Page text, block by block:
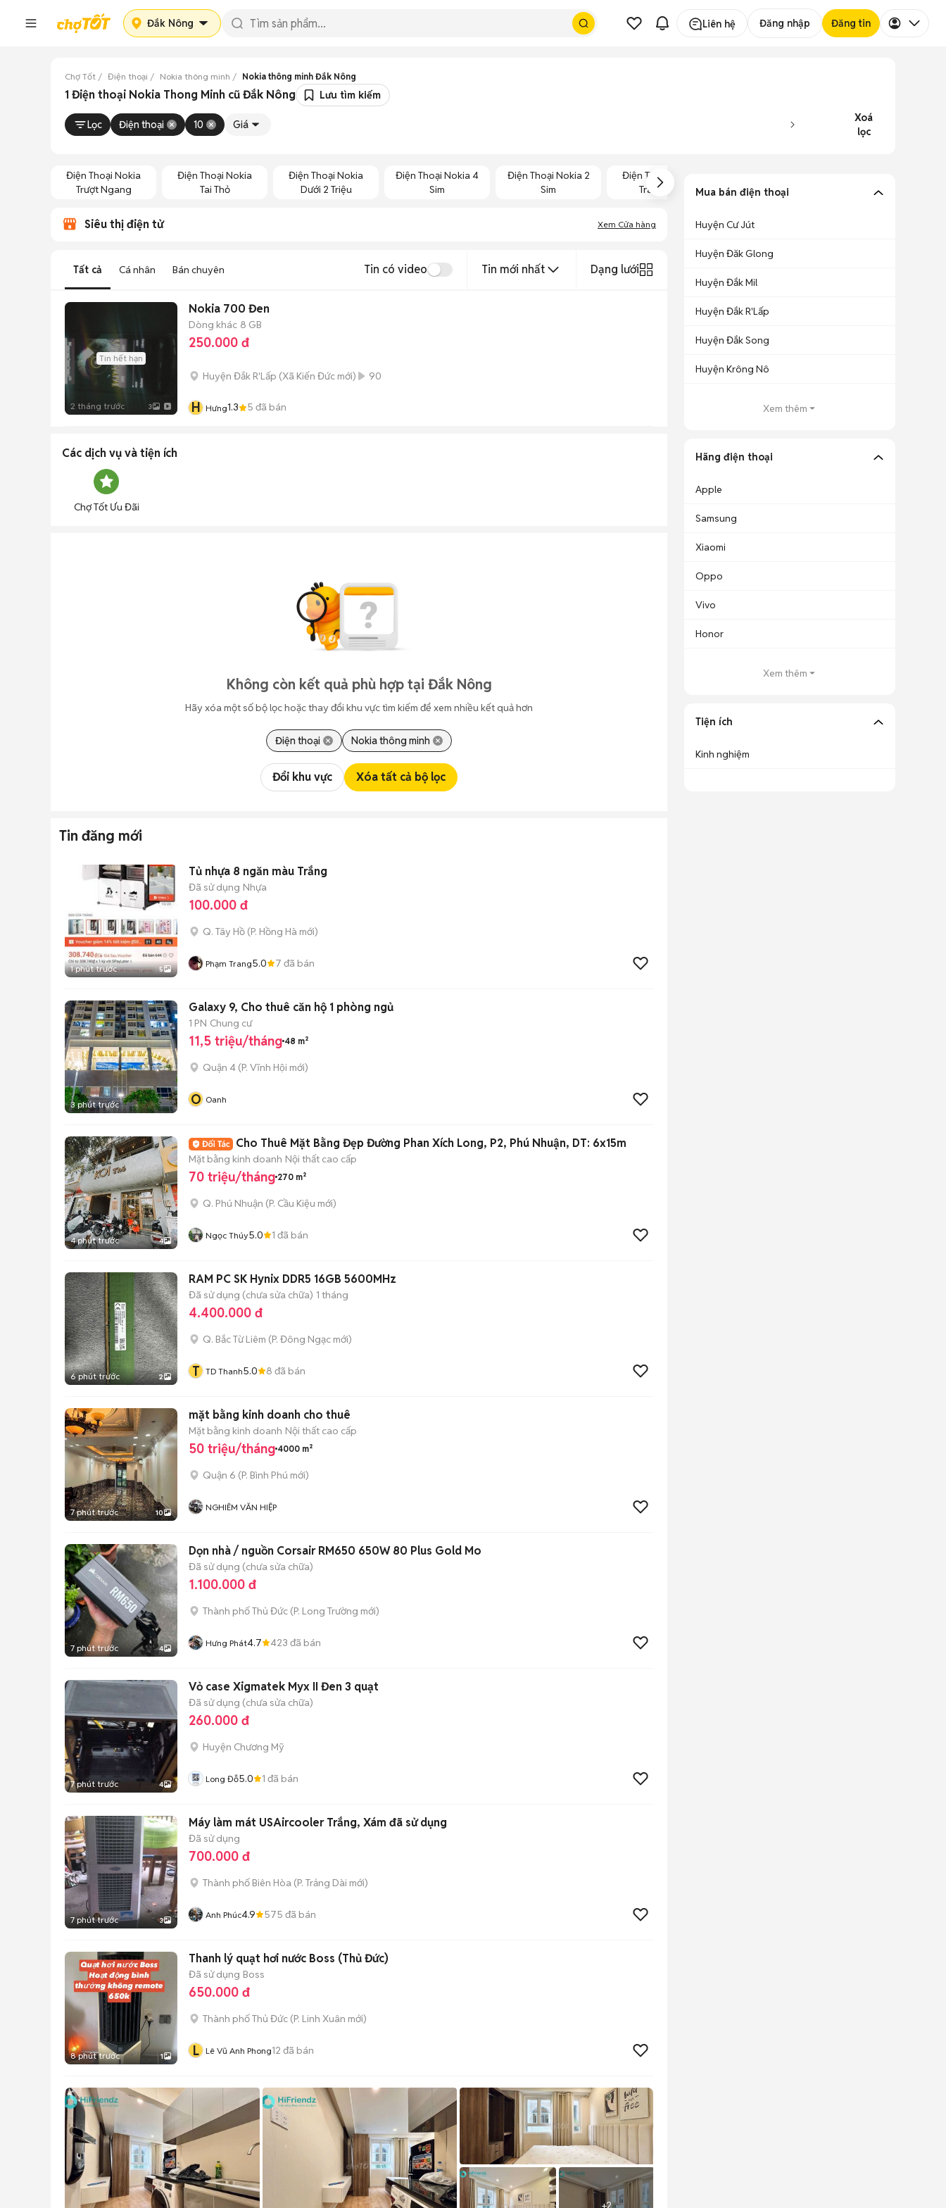
Đắk Nông Liên hệ Đăng nhập Đăng tin
Chợ Tốt Điện thoại Nokia thông minh Nokia thông minh Đắk Nông
1 Điện thoại Nokia Thong Minh cũ Đắk Nông Lưu tìm kiếm
Lọc Điện thoại 10 Giá
Xoá
lọc
Điện Thoại Nokia
Trượt Ngang
Điện Thoại Nokia
Tai Thỏ
Điện Thoại Nokia
Dưới 2 Triệu
Điện Thoại Nokia 4
Sim
Điện Thoại Nokia 2
Sim
Điện Thoại Nokia
Tràn Viền
Siêu thị điện tử Xem Cửa hàng
Tất cả Cá nhân Bán chuyên Tin có video Tin mới nhất Dạng lưới
Tin hết hạn
2 tháng trước 3
Nokia 700 Đen
Dòng khác 8 GB
250.000 đ
Huyện Đắk R'Lấp (Xã Kiến Đức mới) 90
H Hưng1.3 5 đã bán
Các dịch vụ và tiện ích
Chợ Tốt Ưu Đãi
Không còn kết quả phù hợp tại Đắk Nông
Hãy xóa một số bộ lọc hoặc thay đổi khu vực tìm kiếm để xem nhiều kết quả hơn
Điện thoại Nokia thông minh
Đổi khu vực Xóa tất cả bộ lọc
Tin đăng mới
1 phút trước 5
Tủ nhựa 8 ngăn màu Trắng
Đã sử dụng Nhựa
100.000 đ
Q. Tây Hồ (P. Hồng Hà mới)
Phạm Trang5.0 7 đã bán
3 phút trước
Galaxy 9, Cho thuê căn hộ 1 phòng ngủ
1 PN Chung cư
11,5 triệu/tháng 48 m²
Quận 4 (P. Vĩnh Hội mới)
O Oanh
4 phút trước 4
Cho Thuê Mặt Bằng Đẹp Đường Phan Xích Long, P2, Phú Nhuận, DT: 6x15m
Mặt bằng kinh doanh Nội thất cao cấp
70 triệu/tháng 270 m²
Q. Phú Nhuận (P. Cầu Kiệu mới)
Ngọc Thúy5.0 1 đã bán
6 phút trước 2
RAM PC SK Hynix DDR5 16GB 5600MHz
Đã sử dụng (chưa sửa chữa) 1 tháng
4.400.000 đ
Q. Bắc Từ Liêm (P. Đông Ngạc mới)
T TD Thanh5.0 8 đã bán
7 phút trước 10
mặt bằng kinh doanh cho thuê
Mặt bằng kinh doanh Nội thất cao cấp
50 triệu/tháng 4000 m²
Quận 6 (P. Bình Phú mới)
NGHIÊM VĂN HIỆP
7 phút trước 4
Dọn nhà / nguồn Corsair RM650 650W 80 Plus Gold Mo
Đã sử dụng (chưa sửa chữa)
1.100.000 đ
Thành phố Thủ Đức (P. Long Trường mới)
Hưng Phát4.7 423 đã bán
7 phút trước 4
Vỏ case Xigmatek Myx II Đen 3 quạt
Đã sử dụng (chưa sửa chữa)
260.000 đ
Huyện Chương Mỹ
Long Đỗ5.0 1 đã bán
7 phút trước 3
Máy làm mát USAircooler Trắng, Xám đã sử dụng
Đã sử dụng
700.000 đ
Thành phố Biên Hòa (P. Trảng Dài mới)
Anh Phúc4.9 575 đã bán
8 phút trước 1
Thanh lý quạt hơi nước Boss (Thủ Đức)
Đã sử dụng Boss
650.000 đ
Thành phố Thủ Đức (P. Linh Xuân mới)
L Lê Vũ Anh Phong12 đã bán
+2
Mua bán điện thoại
Huyện Cư Jút
Huyện Đăk Glong
Huyện Đắk Mil
Huyện Đắk R'Lấp
Huyện Đắk Song
Huyện Krông Nô
Xem thêm
Hãng điện thoại
Apple
Samsung
Xiaomi
Oppo
Vivo
Honor
Xem thêm
Tiện ích
Kinh nghiệm